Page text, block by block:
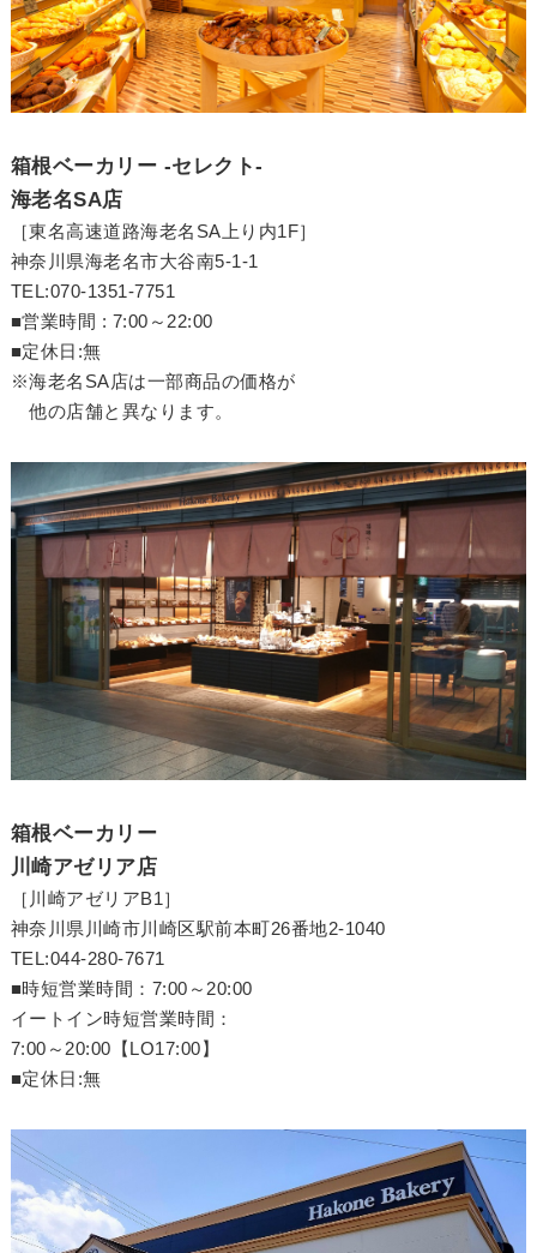
箱根ベーカリー -セレクト-
海老名SA店
［東名高速道路海老名SA上り内1F］
神奈川県海老名市大谷南5-1-1
TEL:070-1351-7751
■営業時間 : 7:00～22:00
■定休日:無
※海老名SA店は一部商品の価格が
他の店舗と異なります。
箱根ベーカリー
川崎アゼリア店
［川崎アゼリアB1］
神奈川県川崎市川崎区駅前本町26番地2-1040
TEL:044-280-7671
■時短営業時間：7:00～20:00
イートイン時短営業時間：
7:00～20:00【LO17:00】
■定休日:無